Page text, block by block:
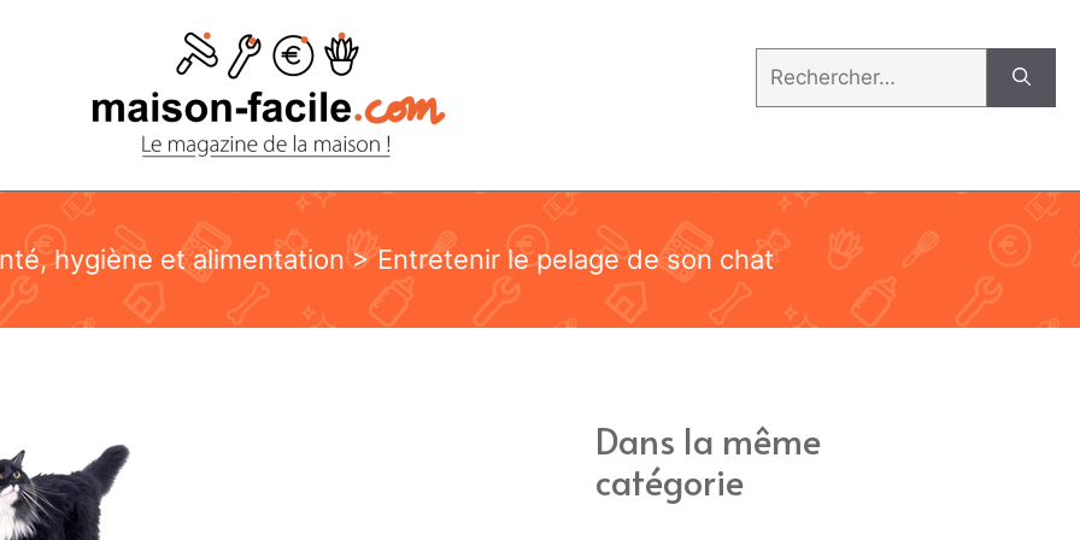
hygiène et alimentation> Entretenir le pelage de son chat
Dans la même
catégorie